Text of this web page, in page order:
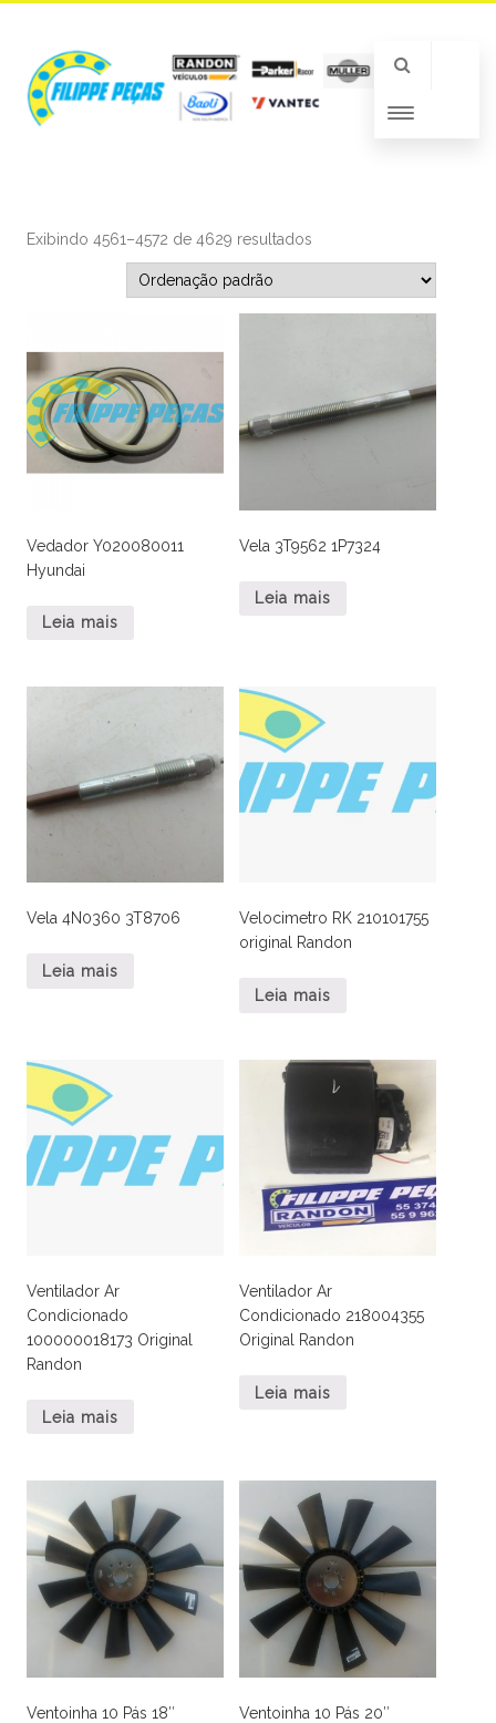
Exibindo 4561–4572 de 4629 resultados
Vedador Y020080011
Hyundai
Leia mais
Vela 3T9562 1P7324
Leia mais
Vela 4N0360 3T8706
Leia mais
Velocimetro RK 210101755
original Randon
Leia mais
Ventilador Ar
Condicionado
100000018173 Original
Randon
Leia mais
Ventilador Ar
Condicionado 218004355
Original Randon
Leia mais
Ventoinha 10 Pás 18″
Ventoinha 10 Pás 20″